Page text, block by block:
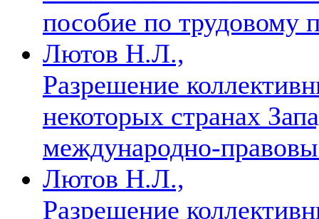
пособие по трудовому
Лютов Н.Л.,
Разрешение
некоторых странах
международно-
Лютов Н.Л.,
Разрешение